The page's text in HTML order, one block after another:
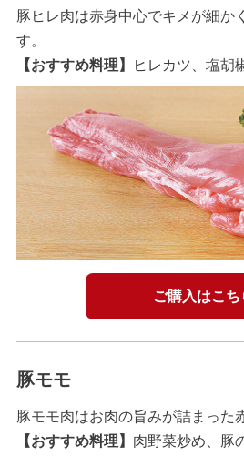
豚ヒレ肉は赤身中心でキメが細か
す。
【おすすめ料理】
ヒレカツ、塩胡
ご購入はこち
豚モモ
豚モモ肉はお肉の旨みが詰まった
【おすすめ料理】 肉野菜炒め、豚